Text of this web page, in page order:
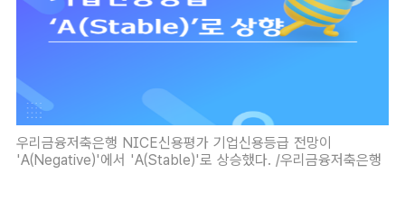
우리금융저축은행 NICE신용평가 기업신용등급 전망이
'A(Negative)'에서 'A(Stable)'로 상승했다. /우리금융저축은행